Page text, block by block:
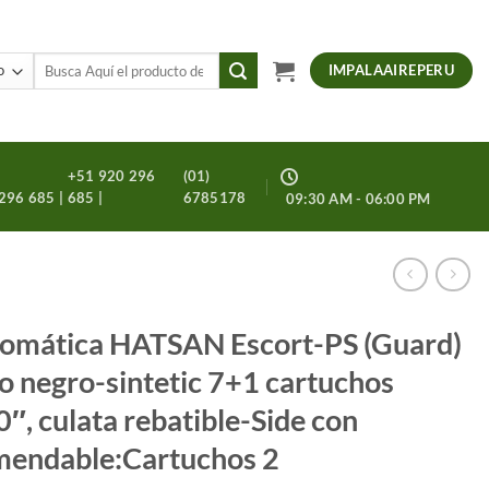
Buscar
IMPALAAIREPERU
09:30 AM - 06:00 PM
685 |
+51 920 296
685 |
(01)
6785178
HATSAN Escort-PS (Guard)
negro-sintetic 7+1 cartuchos
culata rebatible-Side con
2